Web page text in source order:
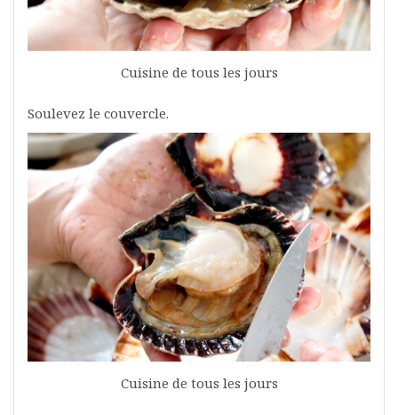
Cuisine de tous les jours
Soulevez le couvercle.
Cuisine de tous les jours